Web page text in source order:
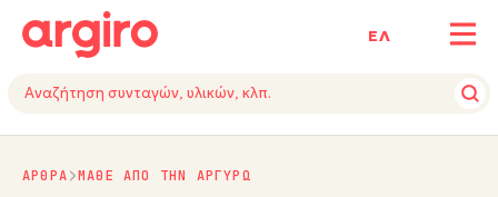
ΕΛ
ΑΡΘΡΑ ΜΑΘΕ ΑΠΟ ΤΗΝ ΑΡΓΥΡΩ